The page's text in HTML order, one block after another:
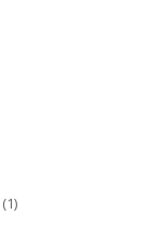
(1)